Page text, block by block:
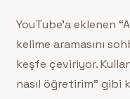
YouTube’a eklenen
kelime aramasını
keşfe çeviriyor.
nasıl öğretirim” gibi